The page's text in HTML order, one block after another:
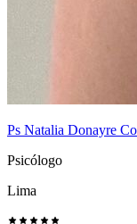
Ps Natalia Donayre
Psicólogo
Lima